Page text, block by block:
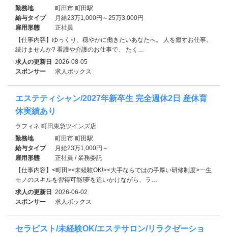
勤務地
町田市 町田駅
給与タイプ
月給23万1,000円～25万3,000円
雇用形態
正社員
【仕事内容】ゆっくり、穏やかに働きたいあなたへ。 人を癒すお仕事、
続けませんか? 看護や介護のお仕事で、 たく…
求人の更新日 2026-08-05
スポンサー
求人ボックス
エステティシャン/2027年新卒生 完全週休2日 産休育
休実績あり
ラフィネ 町田東急ツインズ店
勤務地
町田市 町田駅
給与タイプ
月給23万1,000円～
雇用形態
正社員 / 業務委託
【仕事内容】<町田><未経験OK!><大手ならではの手厚い研修制度>一生
モノのスキルを習得可能!夢を追いかけながら、ラ…
求人の更新日 2026-06-02
スポンサー
求人ボックス
セラピスト/未経験OK/エステサロン/リラクゼーショ